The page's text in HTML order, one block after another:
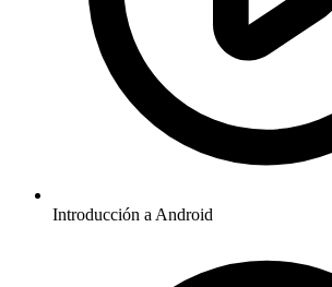
Introducción a Android